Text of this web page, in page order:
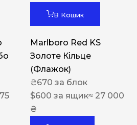
В Кошик
Marlboro Red KS
Золоте Кільце
(Флажок)
₴670 за блок
$600 за ящик≈ 27 000
₴